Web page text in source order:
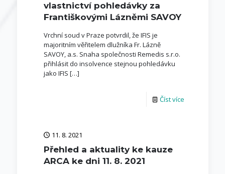
vlastnictví pohledávky za
Františkovými Lázněmi SAVOY
Vrchní soud v Praze potvrdil, že IFIS je
majoritním věřitelem dlužníka Fr. Lázně
SAVOY, a.s. Snaha společnosti Remedis s.r.o.
přihlásit do insolvence stejnou pohledávku
jako IFIS […]
Číst více
11. 8. 2021
Přehled a aktuality ke kauze
ARCA ke dni 11. 8. 2021